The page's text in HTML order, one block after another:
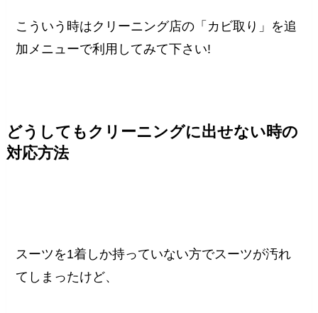
こういう時はクリーニング店の「カビ取り」を追
加メニューで利用してみて下さい!
どうしてもクリーニングに出せない時の
対応方法
スーツを1着しか持っていない方でスーツが汚れ
てしまったけど、